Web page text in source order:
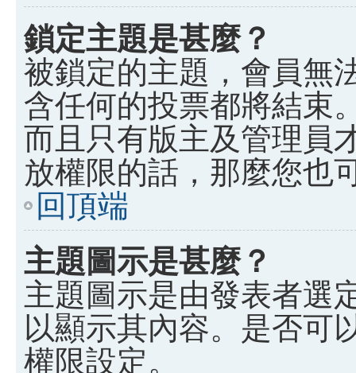
鎖定主題是甚麼？
被鎖定的主題，會員無
含任何的投票都將結束
而且只有版主及管理員
放權限的話，那麼您也
回頂端
主題圖示是甚麼？
主題圖示是由發表者選
以顯示其內容。是否可
權限設定。